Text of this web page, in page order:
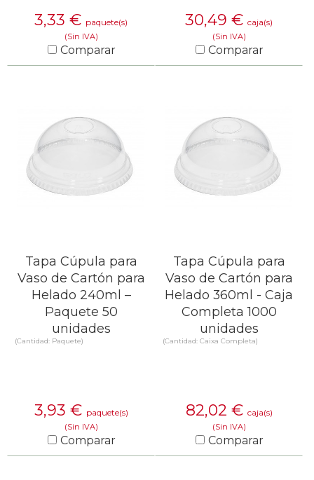
3,33 € paquete(s)
(Sin IVA)
Comparar
30,49 € caja(s)
(Sin IVA)
Comparar
Tapa Cúpula para
Vaso de Cartón para
Helado 240ml –
Paquete 50
unidades
(Cantidad: Paquete)
3,93 € paquete(s)
(Sin IVA)
Comparar
Tapa Cúpula para
Vaso de Cartón para
Helado 360ml - Caja
Completa 1000
unidades
(Cantidad: Caixa Completa)
82,02 € caja(s)
(Sin IVA)
Comparar